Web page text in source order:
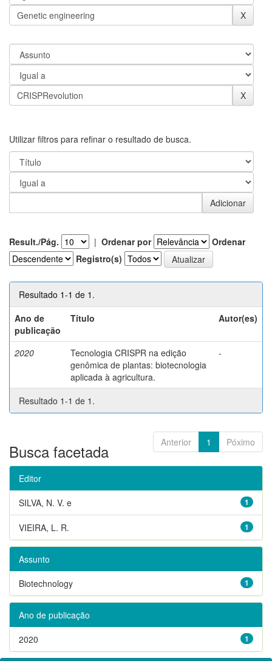
Utilizar filtros para refinar o resultado de busca.
Result./Pág. | Ordenar por
Ordenar
Registro(s)
Resultado 1-1 de 1.
Ano de
publicação
Título Autor(es)
2020
Tecnologia CRISPR na edição
genômica de plantas: biotecnologia
aplicada à agricultura.
-
Resultado 1-1 de 1.
Anterior 1 Póximo
Busca facetada
Editor
1
SILVA, N. V. e
1
VIEIRA, L. R.
Assunto
1
Biotechnology
Ano de publicação
1
2020